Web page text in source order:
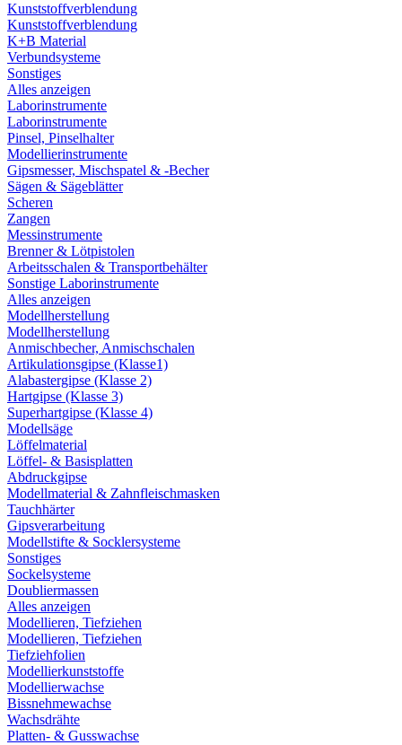
Kunststoffverblendung
Kunststoffverblendung
K+B Material
Verbundsysteme
Sonstiges
Alles anzeigen
Laborinstrumente
Laborinstrumente
Pinsel, Pinselhalter
Modellierinstrumente
Gipsmesser, Mischspatel & -Becher
Sägen & Sägeblätter
Scheren
Zangen
Messinstrumente
Brenner & Lötpistolen
Arbeitsschalen & Transportbehälter
Sonstige Laborinstrumente
Alles anzeigen
Modellherstellung
Modellherstellung
Anmischbecher, Anmischschalen
Artikulationsgipse (Klasse1)
Alabastergipse (Klasse 2)
Hartgipse (Klasse 3)
Superhartgipse (Klasse 4)
Modellsäge
Löffelmaterial
Löffel- & Basisplatten
Abdruckgipse
Modellmaterial & Zahnfleischmasken
Tauchhärter
Gipsverarbeitung
Modellstifte & Socklersysteme
Sonstiges
Sockelsysteme
Doubliermassen
Alles anzeigen
Modellieren, Tiefziehen
Modellieren, Tiefziehen
Tiefziehfolien
Modellierkunststoffe
Modellierwachse
Bissnehmewachse
Wachsdrähte
Platten- & Gusswachse